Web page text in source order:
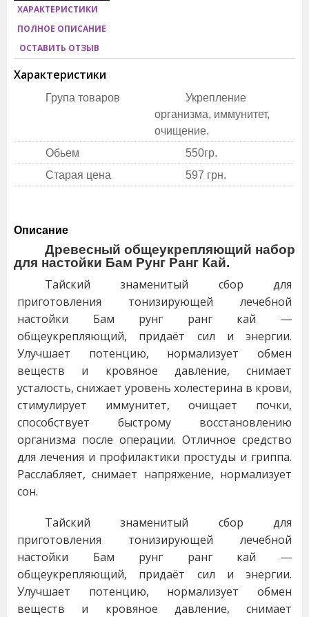
ХАРАКТЕРИСТИКИ
ПОЛНОЕ ОПИСАНИЕ
ОСТАВИТЬ ОТЗЫВ
Характеристики
Група товаров
Укрепление
организма, иммунитет,
очищение.
Обьем
550гр.
Старая цена
597 грн.
Описание
Древесный общеукрепляющий набор
для настойки Бам Рунг Ранг Кай.
Тайский знаменитый сбор для
приготовления тонизирующей лечебной
настойки Бам рунг ранг кай ―
общеукрепляющий, придаёт сил и энергии.
Улучшает потенцию, нормализует обмен
веществ и кровяное давление, снимает
усталость, снижает уровень холестерина в крови,
стимулирует иммунитет, очищает почки,
способствует быстрому восстановлению
организма после операции. Отличное средство
для лечения и профилактики простуды и гриппа.
Расслабляет, снимает напряжение, нормализует
сон.
Тайский знаменитый сбор для
приготовления тонизирующей лечебной
настойки Бам рунг ранг кай ―
общеукрепляющий, придаёт сил и энергии.
Улучшает потенцию, нормализует обмен
веществ и кровяное давление, снимает